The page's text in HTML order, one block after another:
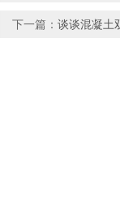
下一篇： 谈谈混凝土